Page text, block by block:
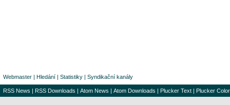
Webmaster | Hledání | Statistiky | Syndikační kanály
RSS News | RSS Downloads | Atom News | Atom Downloads | Plucker Text | Plucker Color